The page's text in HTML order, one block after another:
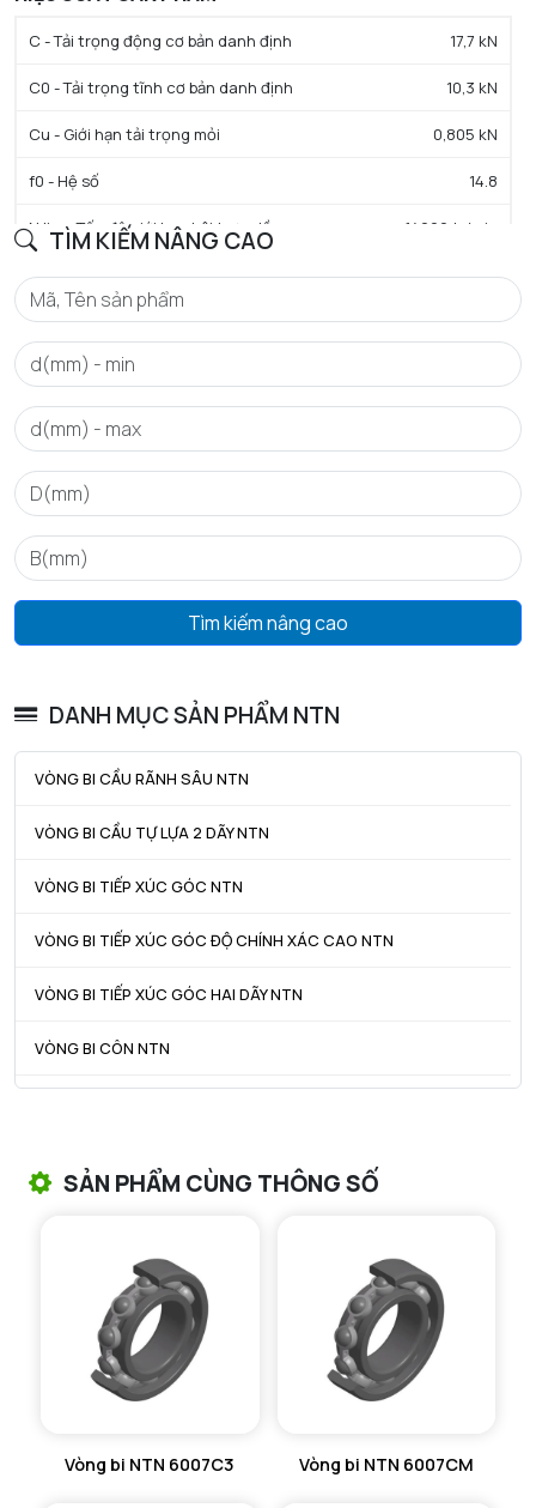
TÌM KIẾM NÂNG CAO
Tìm kiếm nâng cao
DANH MỤC SẢN PHẨM NTN
VÒNG BI CẦU RÃNH SÂU NTN
VÒNG BI CẦU TỰ LỰA 2 DÃY NTN
VÒNG BI TIẾP XÚC GÓC NTN
VÒNG BI TIẾP XÚC GÓC ĐỘ CHÍNH XÁC CAO NTN
VÒNG BI TIẾP XÚC GÓC HAI DÃY NTN
VÒNG BI CÔN NTN
VÒNG BI KIM NTN
VÒNG BI CHẶN TRỤC NTN
VÒNG BI LĂN TRỤ ĐẨY NTN
GỐI ĐỠ 2 NỬA NTN
C - Tải trọng động cơ bản danh định 17,7 kN
C0 - Tải trọng tĩnh cơ bản danh định 10,3 kN
Cu - Giới hạn tải trọng mỏi 0,805 kN
f0 - Hệ số 14.8
N lim - Tốc độ giới hạn bôi trơn dầu 14000 tr/min
N lim - Tốc độ giới hạn bôi trơn mỡ 12000 tr/min
Tmin - Nhiệt độ hoạt động tối thiểu -40 °C
Tmax - Nhiệt độ hoạt động tối đa
GIỚI HẠN
da min - Đường kính vai tối thiểu IR 40 mm
Da max - Đường kính vai tối đa OR 57 mm
ra max - Bán kính góc lượn tối đa trục & vỏ
SẢN PHẨM CÙNG THÔNG SỐ
Vòng bi NTN 6007C3 Vòng bi NTN 6007CM